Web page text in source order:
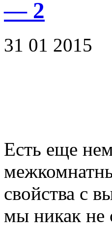
— 2
31 01 2015
Есть еще
свойства с
мы никак не